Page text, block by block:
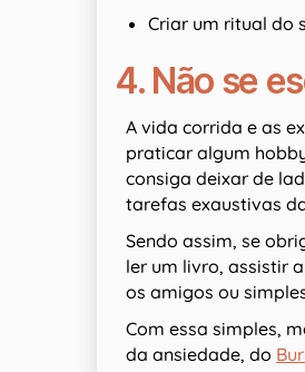
Criar um ritual do
4. Não se
A vida corrida e as
praticar algum
consiga deixar de
tarefas exaustivas
Sendo assim, se
ler um livro, assistir
os amigos ou
Com essa simples,
da ansiedade, do